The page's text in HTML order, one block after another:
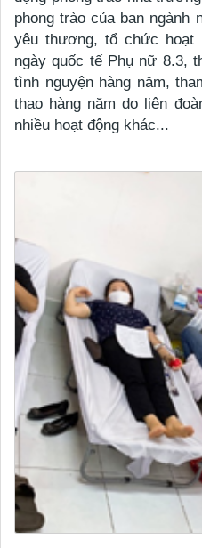
phong trào của ban ngành
yêu thương, tổ chức hoạt
ngày quốc tế Phụ nữ 8.3,
tình nguyện hàng năm,
thao hàng năm do liên
nhiều hoạt động khác...